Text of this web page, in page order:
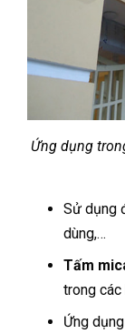
Ứng dụng
Sử dụng
dùng,…
Tấm
trong các
Ứng